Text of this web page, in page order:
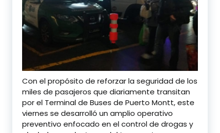
Con el propósito de reforzar la seguridad de los
miles de pasajeros que diariamente transitan
por el Terminal de Buses de Puerto Montt, este
viernes se desarrolló un amplio operativo
preventivo enfocado en el control de drogas y